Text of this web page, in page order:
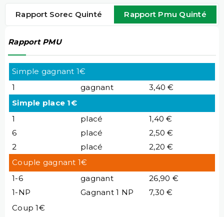
Rapport Sorec Quinté Rapport Pmu Quinté
Rapport PMU
Simple gagnant 1€
1
gagnant
3,40 €
Simple place 1€
1
placé
1,40 €
6
placé
2,50 €
2
placé
2,20 €
Couple gagnant 1€
1-6
gagnant
26,90 €
1-NP
Gagnant 1 NP
7,30 €
Coup 1€